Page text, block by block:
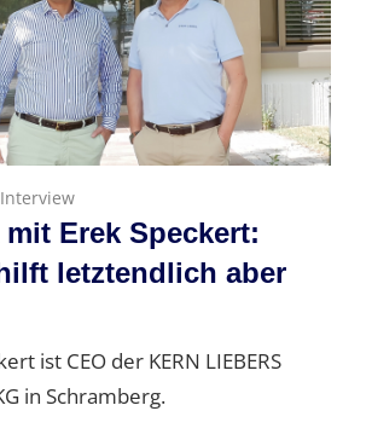
Interview
Erek Speckert:
letztendlich aber
ist CEO der KERN LIEBERS
in Schramberg.